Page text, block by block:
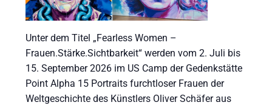
Unter dem Titel „Fearless Women –
Frauen.Stärke.Sichtbarkeit“ werden vom 2. Juli bis
15. September 2026 im US Camp der Gedenkstätte
Point Alpha 15 Portraits furchtloser Frauen der
Weltgeschichte des Künstlers Oliver Schäfer aus